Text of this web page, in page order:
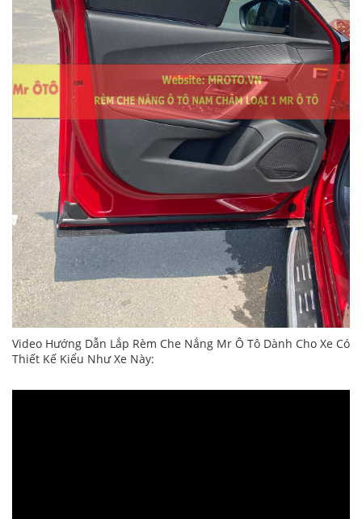
Video Hướng Dẫn Lắp Rèm Che Nắng Mr Ô Tô Dành Cho Xe Có
Thiết Kế Kiểu Như Xe Này: